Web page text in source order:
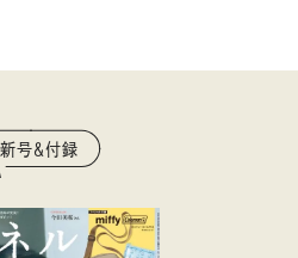
号＆付録